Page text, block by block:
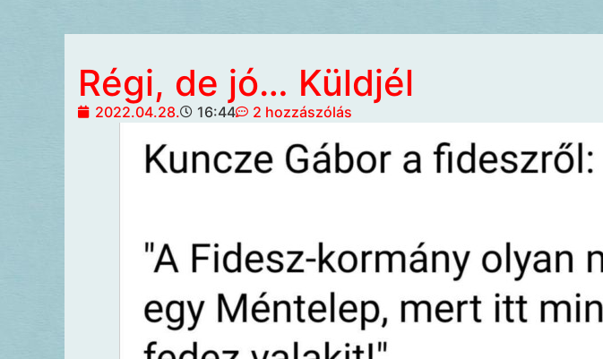
Régi, de jó… Küldjél
2022.04.28. 16:44 2 hozzászólás